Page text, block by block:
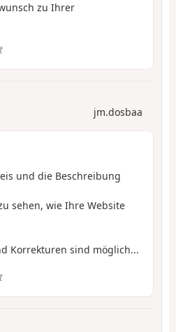
zu Ihrer
jm.dosbaa
und die Beschreibung
sehen, wie Ihre Website
Korrekturen sind möglich...